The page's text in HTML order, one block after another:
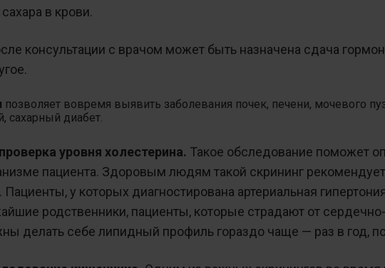
в крови.
консультации с врачом может быть назначена сдача
позволяет вовремя выявить заболевания почек, печени, мочевого
сахарный диабет.
уровня холестерина. Такое обследование поможет
пациента. Здоровым людям такой скрининг
Пациенты, у которых диагностирована артериальная
родственники, пациенты, которые страдают от
делать себе липидный профиль гораздо чаще — раз в год,